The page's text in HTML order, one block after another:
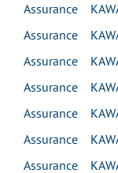
Assurance
Assurance
Assurance
Assurance
Assurance
Assurance
Assurance